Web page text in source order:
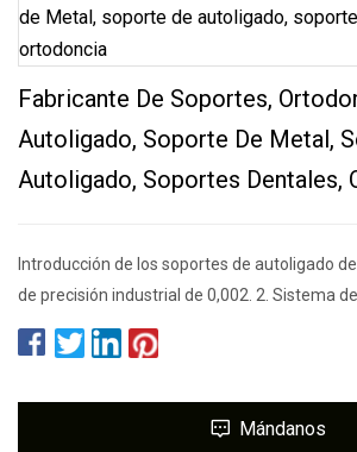
Fabricante De Soportes,
Autoligado, Soporte De Metal,
Autoligado, Soportes Dentales,
Introducción de los soportes de autoligado
de precisión industrial de 0,002. 2. Sistema
Mándanos